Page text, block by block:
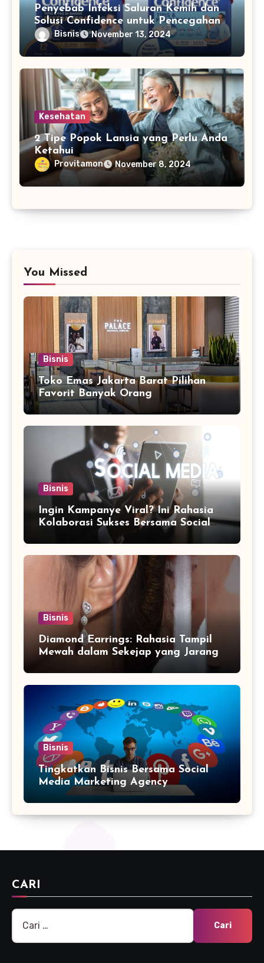
Penyebab Infeksi Saluran Kemih dan
Solusi Confidence untuk Pencegahan
Bisnis November 13, 2024
Kesehatan
2 Tipe Popok Lansia yang Perlu Anda
Ketahui
Provitamon November 8, 2024
You Missed
Bisnis
Toko Emas Jakarta Barat Pilihan
Favorit Banyak Orang
Bisnis
Ingin Kampanye Viral? Ini Rahasia
Kolaborasi Sukses Bersama Social
Media Marketing Agency
Bisnis
Diamond Earrings: Rahasia Tampil
Mewah dalam Sekejap yang Jarang
Bisnis
Tingkatkan Bisnis Bersama Social
Media Marketing Agency
CARI
Cari
untuk: